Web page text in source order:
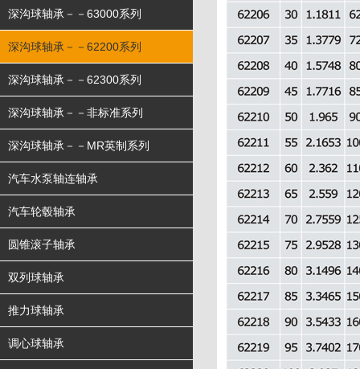
深沟球轴承－－63000系列
深沟球轴承－－62200系列
深沟球轴承－－62300系列
深沟球轴承－－非标准系列
深沟球轴承－－MR英制系列
汽车水泵轴连轴承
汽车轮毂轴承
圆锥滚子轴承
双列球轴承
推力球轴承
调心球轴承